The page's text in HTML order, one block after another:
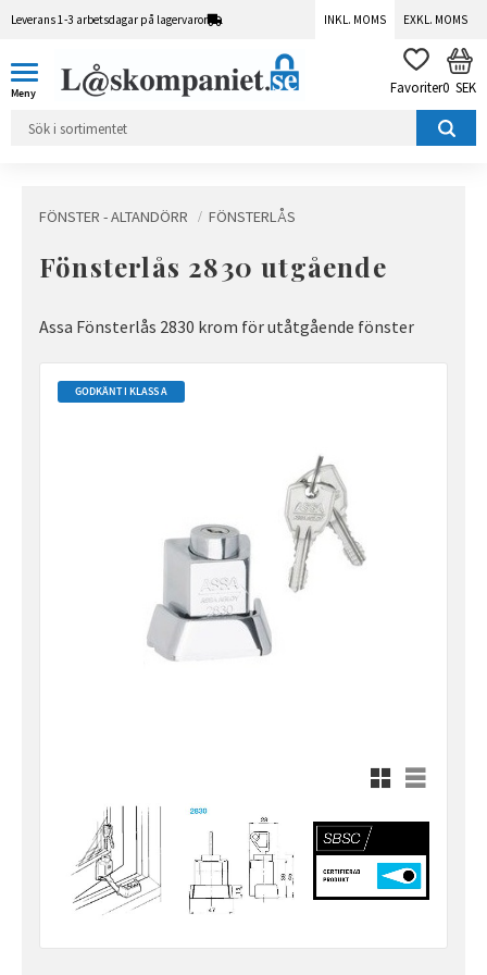
Leverans 1-3 arbetsdagar på lagervaror INKL. MOMS EXKL. MOMS
FAVORITER
0 SEK
FÖNSTER - ALTANDÖRR FÖNSTERLÅS
Fönsterlås 2830 utgående
Assa Fönsterlås 2830 krom för utåtgående fönster
GODKÄNT I KLASS A
Rutnätsvy
Listvy